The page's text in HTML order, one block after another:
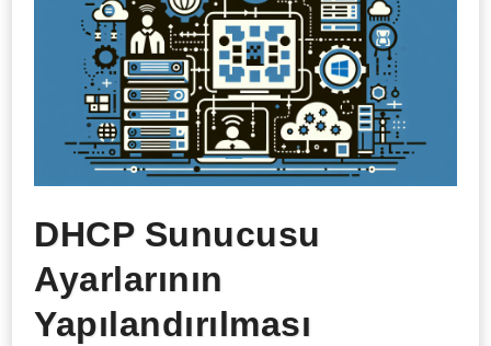
DHCP Sunucusu
Ayarlarının
Yapılandırılması